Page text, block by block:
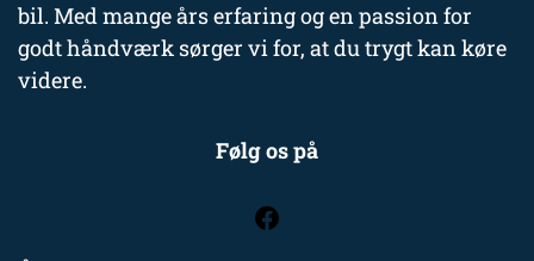
bil. Med mange års erfaring og en passion for
godt håndværk sørger vi for, at du trygt kan køre
videre.
Følg os på